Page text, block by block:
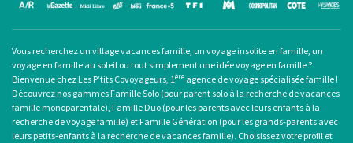
Vous recherchez un village vacances famille, un voyage insolite en famille, un
voyage en famille au soleil ou tout simplement une idée voyage en famille ?
Bienvenue chez Les P’tits Covoyageurs, 1ère agence de voyage spécialisée famille !
Découvrez nos gammes Famille Solo (pour parent solo à la recherche devacances
famille monoparentale), Famille Duo (pour les parents avec leurs enfants à la
recherche de voyage famille) et Famille Génération (pour les grands-parents avec
leurs petits-enfants à la recherche de vacances famille). Choisissez votre profil et